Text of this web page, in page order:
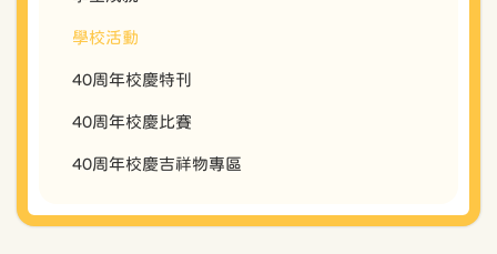
學校活動
40周年校慶特刊
40周年校慶比賽
40周年校慶吉祥物專區